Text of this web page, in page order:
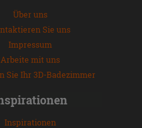
Über uns
Sie uns
Impressum
Arbeite mit uns
Sie Ihr 3D-Badezimmer
Inspirationen